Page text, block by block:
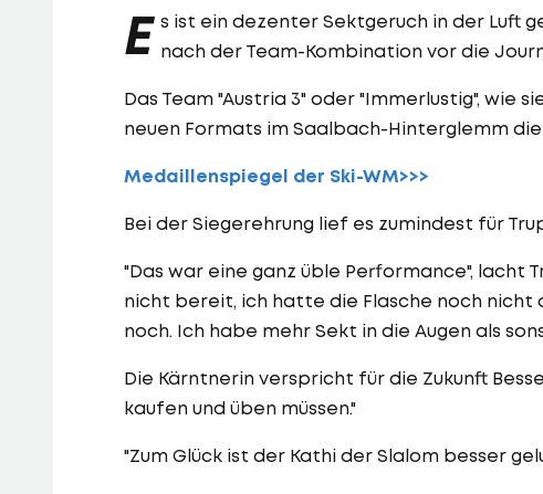
E s ist ein dezenter Sektgeruch in der Luft
nach der Team-Kombination vor die
Das Team "Austria 3" oder "Immerlustig", wie
neuen Formats im Saalbach-Hinterglemm
Medaillenspiegel der Ski-WM>>>
Bei der Siegerehrung lief es zumindest für
"Das war eine ganz üble Performance", lacht
nicht bereit, ich hatte die Flasche noch nicht
noch. Ich habe mehr Sekt in die Augen als
Die Kärntnerin verspricht für die Zukunft
kaufen und üben müssen."
"Zum Glück ist der Kathi der Slalom besser